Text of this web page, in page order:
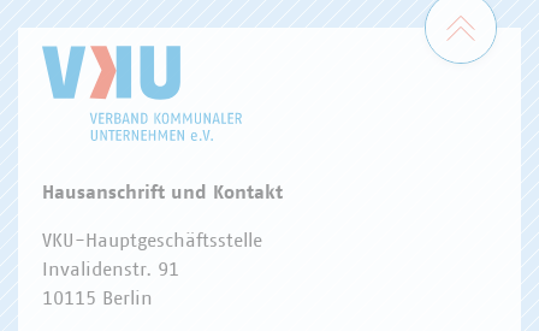
Zum
Hausanschrift und Kontakt
VKU-Hauptgeschäftsstelle
Invalidenstr. 91
10115 Berlin